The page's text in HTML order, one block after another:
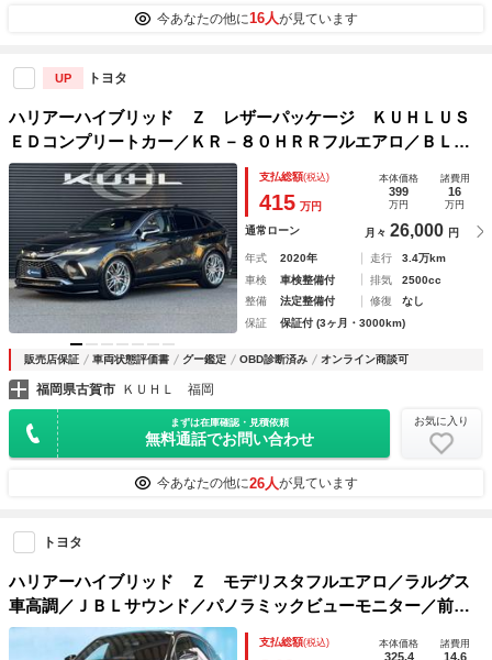
今あなたの他に16人が見ています
UP トヨタ
ハリアーハイブリッド Ｚ レザーパッケージ ＫＵＨＬＵＳ
ＥＤコンプリートカー／ＫＲ－８０ＨＲＲフルエアロ／ＢＬＩ
ＴＺ車高調ＤＳＣ＋／ＷＯＲＫ２１インンチアルミホイール／
ＬＥＤスモークテール／調光パノラマルーフ／ＪＢＬサウンド
／ＥＴＣ２．０
支払総額(税込)
415 万円
本体価格
399
万円
諸費用
16
万円
通常ローン 月々 26,000 円
年式 2020年 走行
3.4万km
車検
車検整備付 排気
2500cc
整備
法定整備付 修復
なし
保証
保証付 (3ヶ月・3000km)
販売店保証 車両状態評価書 グー鑑定 OBD診断済み オンライン商談可
福岡県古賀市 ＫＵＨＬ 福岡
まずは在庫確認・見積依頼
無料通話でお問い合わせ
お気に入り
今あなたの他に26人が見ています
トヨタ
ハリアーハイブリッド Ｚ モデリスタフルエアロ／ラルグス
車高調／ＪＢＬサウンド／パノラミックビューモニター／前方
録画デジタルインナーミラー電動リアゲート／革シート／純正
ナビ／ＥＴＣ２．０／Ｂｌｕｅｔｏｏｔｈ接続／ＬＥＤライト
支払総額(税込) 本体価格
325.4
諸費用
14.6